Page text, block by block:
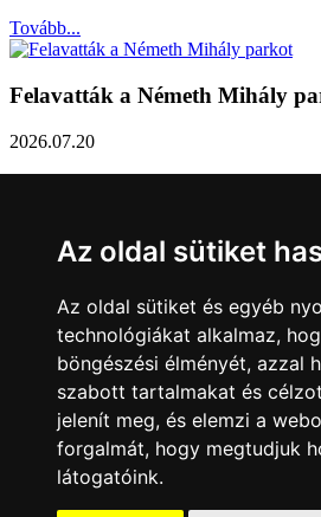
Az oldal sütiket
Az oldal sütiket és egyéb
technológiákat alkalmaz,
böngészési élményét, azzal
szabott tartalmakat és
jelenít meg, és elemzi a
forgalmát, hogy megtudjuk
látogatóink.
Tovább...
Felavatták a Németh Mihály
2026.07.20
Közlemény a sárvári képviselő-
üléseiről
2026.07.20
A sárvári képviselő-testület július 13-án
tartott. Zárt ülésen tárgyalta a Sárvári
Bizottsága által elrendelt vizsgálat